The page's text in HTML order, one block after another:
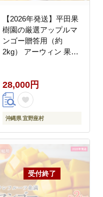
【2026年発送】平田果
樹園の厳選アップルマ
ンゴー贈答用（約
2kg） アーウィン 果物
お気に入り 美味しい 人
気 おすすめ フルーツ
沖縄県 先行予約 食品
デザート 産地直送 送料
28,000円
沖縄県 宜野座村